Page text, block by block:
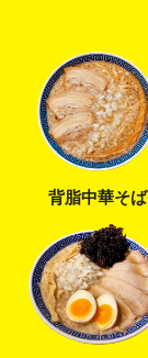
背脂中華そば